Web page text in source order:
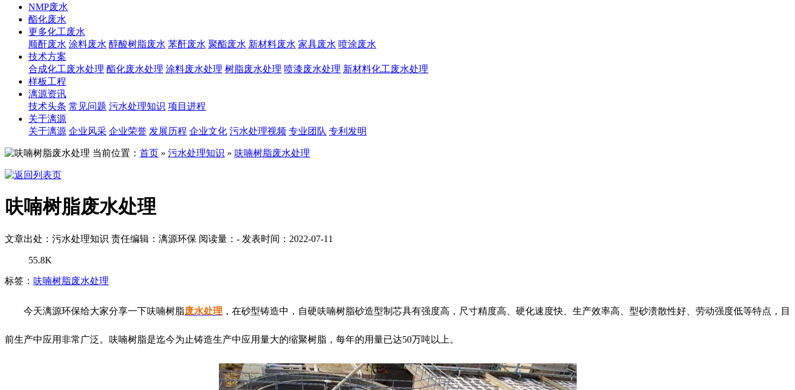
NMP废水
酯化废水
更多化工废水
顺酐废水 涂料废水 醇酸树脂废水 苯酐废水 聚酯废水 新材料废水 家具废水 喷涂废水
技术方案
合成化工废水处理 酯化废水处理 涂料废水处理 树脂废水处理 喷漆废水处理 新材料化工废水处理
样板工程
漓源资讯
技术头条 常见问题 污水处理知识 项目进程
关于漓源
关于漓源 企业风采 企业荣誉 发展历程 企业文化 污水处理视频 专业团队 专利发明
当前位置： 首页 » 污水处理知识 » 呋喃树脂废水处理
呋喃树脂废水处理
文章出处：污水处理知识 责任编辑：漓源环保 阅读量： - 发表时间：2022-07-11
55.8K
标签： 呋喃树脂废水处理
今天漓源环保给大家分享一下呋喃树脂废水处理 ，在砂型铸造中，自硬呋喃树脂砂造型制芯具有强度高，尺寸精度高、硬化速度快、生产效率高、型砂溃散性好、劳动强度低等特点，目
前生产中应用非常广泛。呋喃树脂是迄今为止铸造生产中应用量大的缩聚树脂，每年的用量已达50万吨以上。